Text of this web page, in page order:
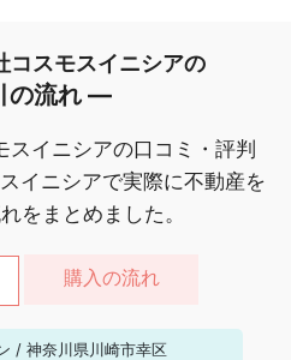
スモスイニシアの
の流れ ―
イニシアの口コミ・評判
イニシアで実際に不動産を
をまとめました。
購入の流れ
/ 神奈川県川崎市幸区